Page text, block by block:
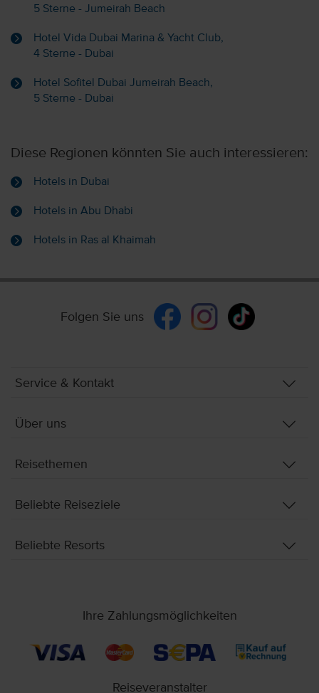
5 Sterne - Jumeirah Beach
Hotel Vida Dubai Marina & Yacht Club,
4 Sterne - Dubai
Hotel Sofitel Dubai Jumeirah Beach,
5 Sterne - Dubai
Diese Regionen könnten Sie auch interessieren:
Hotels in Dubai
Hotels in Abu Dhabi
Hotels in Ras al Khaimah
Folgen Sie uns
Service & Kontakt
Über uns
Reisethemen
Beliebte Reiseziele
Beliebte Resorts
Ihre Zahlungsmöglichkeiten
Reiseveranstalter